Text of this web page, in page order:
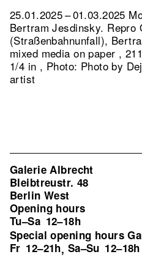
25.01.2025 – 01.03.2025
Bertram Jesdinsky. Repro
(Straßenbahnunfall),
mixed media on paper ,
1/4 in , Photo: Photo by
artist
Galerie Albrecht
Bleibtreustr. 48
Berlin West
Opening hours
Tu–Sa 12–18h
Special opening hours
Fr 12–21h, Sa–Su 12–18h